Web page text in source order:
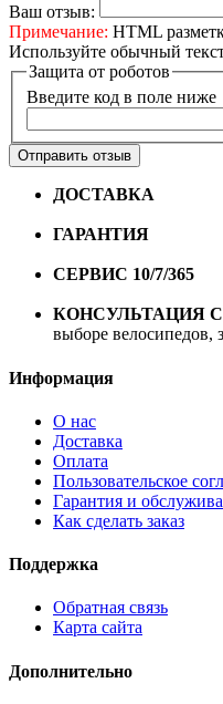
Ваш отзыв:
Примечание: HTML
Используйте обычный
Защита от роботов
Введите код в поле ниже
Отправить отзыв
ДОСТАВКА
ГАРАНТИЯ
СЕРВИС 10/7/365
КОНСУЛЬТАЦИЯ
выборе велосипедов,
Информация
О нас
Доставка
Оплата
Пользовательское
Гарантия и
Как сделать заказ
Поддержка
Обратная связь
Карта сайта
Дополнительно